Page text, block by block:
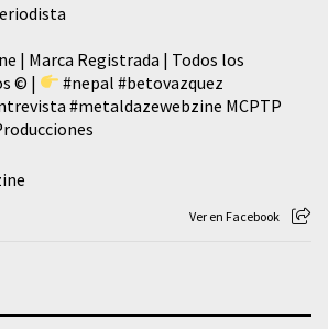
| Marca Registrada | Todos los
© |
#nepal #betovazquez
#metaldazewebzine MCPTP
Ver en Facebook